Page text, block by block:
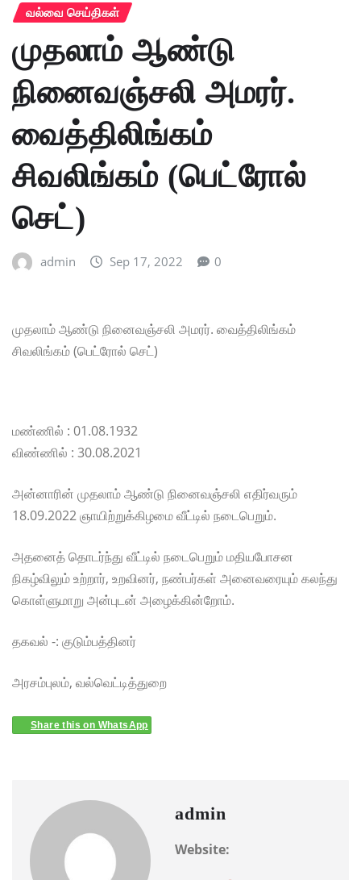
வல்வை செய்திகள்
முதலாம் ஆண்டு
நினைவஞ்சலி அமரர்.
வைத்திலிங்கம்
சிவலிங்கம் (பெட்ரோல்
செட்)
admin Sep 17, 2022 0
முதலாம் ஆண்டு நினைவஞ்சலி அமரர். வைத்திலிங்கம்
சிவலிங்கம் (பெட்ரோல் செட்)
மண்ணில் : 01.08.1932
விண்ணில் : 30.08.2021
அன்னாரின் முதலாம் ஆண்டு நினைவஞ்சலி எதிர்வரும்
18.09.2022 ஞாயிற்றுக்கிழமை வீட்டில் நடைபெறும்.
அதனைத் தொடர்ந்து வீட்டில் நடைபெறும் மதியபோசன
நிகழ்விலும் உற்றார், உறவினர், நண்பர்கள் அனைவரையும் கலந்து
கொள்ளுமாறு அன்புடன் அழைக்கின்றோம்.
தகவல் -: குடும்பத்தினர்
அரசம்புலம், வல்வெட்டித்துறை
Share this on WhatsApp
admin
Website: